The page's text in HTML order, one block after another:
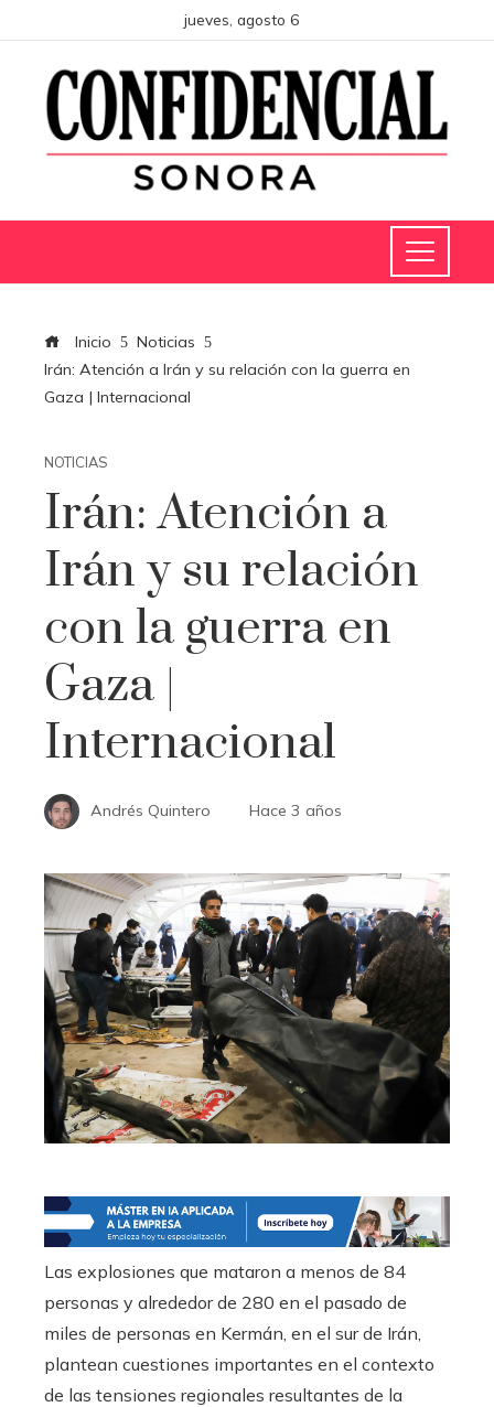
jueves, agosto 6
Inicio
Noticias
Irán: Atención a Irán y su relación con la guerra en
Gaza | Internacional
NOTICIAS
Irán: Atención a
Irán y su relación
con la guerra en
Gaza |
Internacional
Andrés Quintero Hace 3 años
Las explosiones que mataron a menos de 84
personas y alrededor de 280 en el pasado de
miles de personas en Kermán, en el sur de Irán,
plantean cuestiones importantes en el contexto
de las tensiones regionales resultantes de la